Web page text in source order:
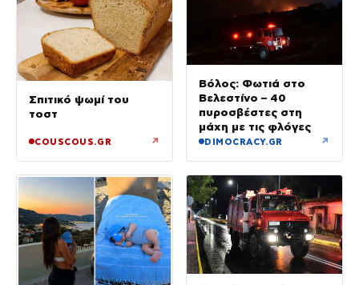
Σπιτικό ψωμί του
τοστ
COUSCOUS.GR ↗
Βόλος: Φωτιά στο
Βελεστίνο – 40
πυροσβέστες στη
μάχη με τις φλόγες
DIMOCRACY.GR ↗